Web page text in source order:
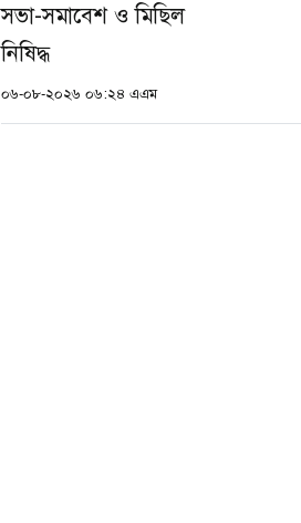
সভা-সমাবেশ ও মিছিল
নিষিদ্ধ
০৬-০৮-২০২৬ ০৬:২৪ এএম